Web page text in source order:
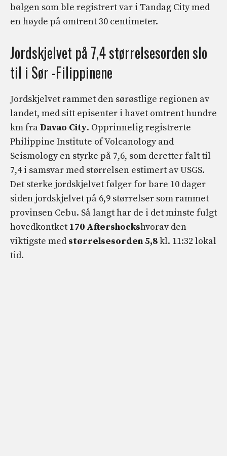
bølgen som ble registrert var i Tandag City med
en høyde på omtrent 30 centimeter.
Jordskjelvet på 7,4 størrelsesorden slo
til i Sør -Filippinene
Jordskjelvet rammet den sørøstlige regionen av
landet, med sitt episenter i havet omtrent hundre
km fraDavao City. Opprinnelig registrerte
Philippine Institute of Volcanology and
Seismology en styrke på 7,6, som deretter falt til
7,4 i samsvar med størrelsen estimert av USGS.
Det sterke jordskjelvet følger for bare 10 dager
siden jordskjelvet på 6,9 størrelser som rammet
provinsen Cebu. Så langt har de i det minste fulgt
hovedkontket 170 Aftershockshvorav den
viktigste med størrelsesorden 5,8kl. 11:32 lokal
tid.